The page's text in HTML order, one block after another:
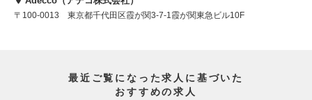
〒100-0013 東京都千代田区霞が関3-7-1霞が関東急ビル10F
最近ご覧になった求人に基づいた
おすすめの求人